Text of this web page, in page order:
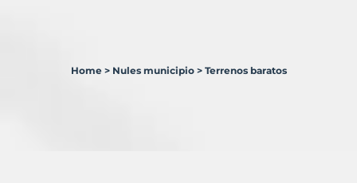
Home > Nules municipio > Terrenos baratos